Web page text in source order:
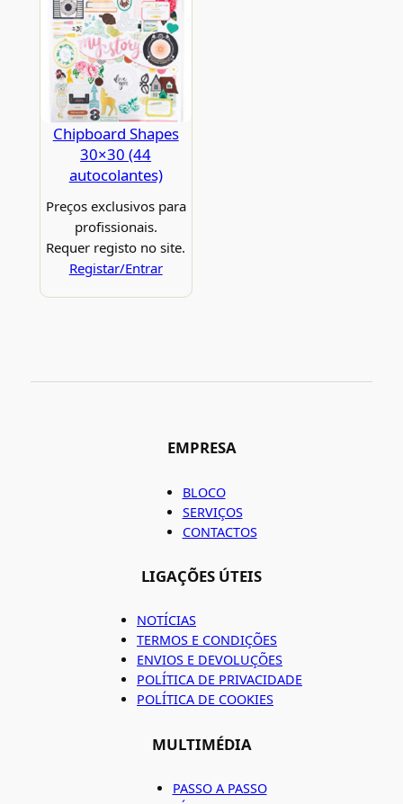
Chipboard Shapes
30×30 (44
autocolantes)
Preços exclusivos para
profissionais.
Requer registo no site.
Registar/Entrar
EMPRESA
BLOCO
SERVIÇOS
CONTACTOS
LIGAÇÕES ÚTEIS
NOTÍCIAS
TERMOS E CONDIÇÕES
ENVIOS E DEVOLUÇÕES
POLÍTICA DE PRIVACIDADE
POLÍTICA DE COOKIES
MULTIMÉDIA
PASSO A PASSO